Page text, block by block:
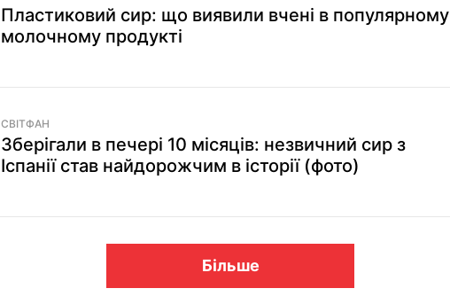
Пластиковий сир: що виявили вчені в популярному
молочному продукті
СВІТФАН
Зберігали в печері 10 місяців: незвичний сир з
Іспанії став найдорожчим в історії (фото)
Більше